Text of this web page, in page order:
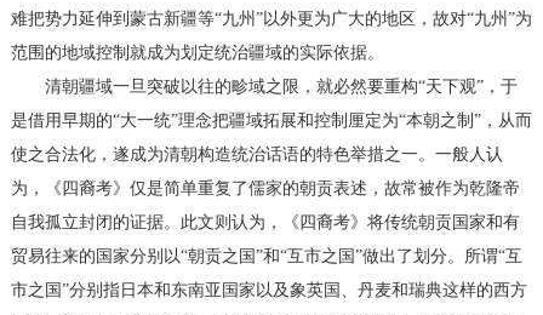
难把势力延伸到蒙古新疆等“九州”以外更为广大的地区，故对“九州”为
范围的地域控制就成为划定统治疆域的实际依据。
清朝疆域一旦突破以往的畛域之限，就必然要重构“天下观”，于
是借用早期的“大一统”理念把疆域拓展和控制厘定为“本朝之制”，从而
使之合法化，遂成为清朝构造统治话语的特色举措之一。一般人认
为，《四裔考》仅是简单重复了儒家的朝贡表述，故常被作为乾隆帝
自我孤立封闭的证据。此文则认为，《四裔考》将传统朝贡国家和有
贸易往来的国家分别以“朝贡之国”和“互市之国”做出了划分。所谓“互
市之国”分别指日本和东南亚国家以及象英国、丹麦和瑞典这样的西方